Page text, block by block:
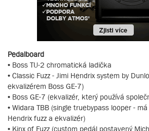
Pedalboard
• Boss TU-2 chromatická ladička
• Classic Fuzz - Jimi Hendrix system by
ekvalizérem Boss GE-7)
• Boss GE-7 (ekvalizér, který používá
• Widara TBB (single truebypass looper -
Hendrix fuzz a ekvalizér)
• Kinx of Fuzz (custom pedál postavený